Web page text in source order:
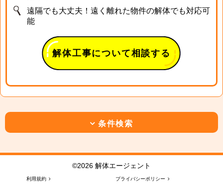
遠隔でも大丈夫！遠く離れた物件の解体でも対応可
能
解体工事について相談する
条件検索
©2026 解体エージェント
利用規約 プライバシーポリシー